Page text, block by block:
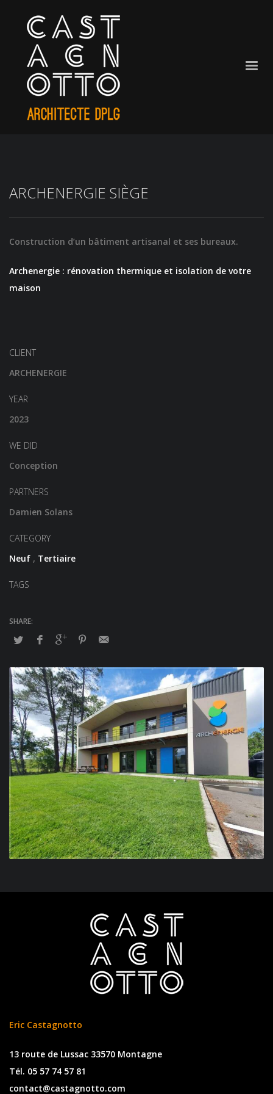
ARCHENERGIE SIÈGE
Construction d’un bâtiment artisanal et ses bureaux.
Archenergie : rénovation thermique et isolation de votre
maison
CLIENT
ARCHENERGIE
YEAR
2023
WE DID
Conception
PARTNERS
Damien Solans
CATEGORY
Neuf , Tertiaire
TAGS
Eric Castagnotto
13 route de Lussac 33570 Montagne
Tél. 05 57 74 57 81
contact@castagnotto.com